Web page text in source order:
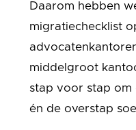
Daarom hebben
migratiechecklist
middelgroot
stap voor stap om
én de overstap